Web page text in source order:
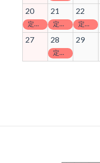
20
定休日
21
定休日
22
定休日
27 28
定休日
29